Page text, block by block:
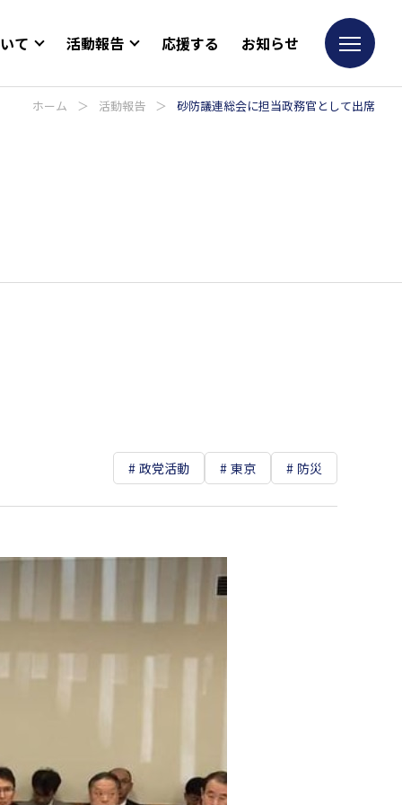
て 活動報告 応援する お知らせ
ホーム ＞ 活動報告 ＞ 砂防議連総会に担当政務官として出席
政党活動 東京 防災